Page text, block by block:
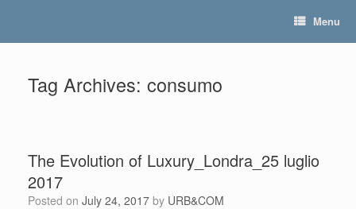
Menu
Tag Archives: consumo
The Evolution of Luxury_Londra_25 luglio
2017
Posted on July 24, 2017 by URB&COM